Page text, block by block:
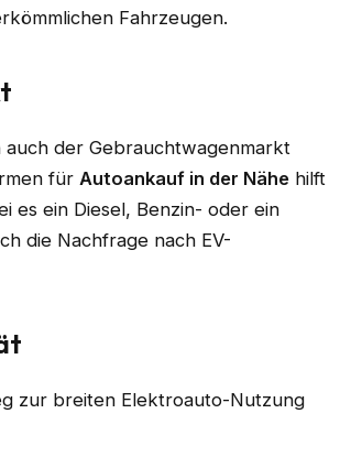
Fahrzeugen.
der Gebrauchtwagenmarkt
für Autoankauf in der Nähe hilft
es ein Diesel, Benzin- oder ein
die Nachfrage nach EV-
zur breiten Elektroauto-Nutzung